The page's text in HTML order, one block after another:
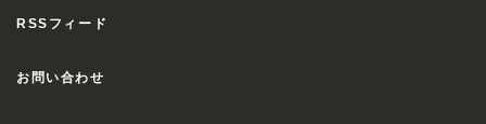
RSSフィード
お問い合わせ